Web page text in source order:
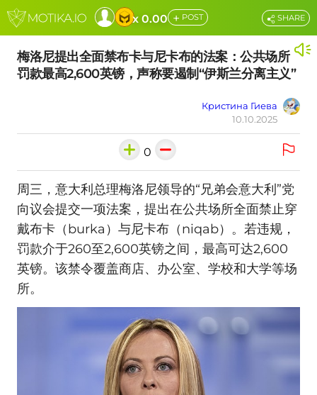
x 0.00 + POST
梅洛尼提出全面禁布卡与尼卡布的法案：公共场所
罚款最高2,600英镑，声称要遏制“伊斯兰分离主义”
Кристина Гиева
10.10.2025
SHARE
0
周三，意大利总理梅洛尼领导的“兄弟会意大利”党
向议会提交一项法案，提出在公共场所全面禁止穿
戴布卡（burka）与尼卡布（niqab）。若违规，
罚款介于260至2,600英镑之间，最高可达2,600
英镑。该禁令覆盖商店、办公室、学校和大学等场
所。